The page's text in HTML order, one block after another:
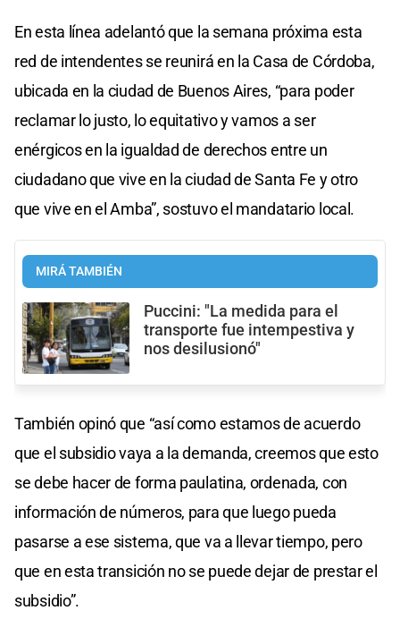
En esta línea adelantó que la semana próxima esta
red de intendentes se reunirá en la Casa de Córdoba,
ubicada en la ciudad de Buenos Aires, “para poder
reclamar lo justo, lo equitativo y vamos a ser
enérgicos en la igualdad de derechos entre un
ciudadano que vive en la ciudad de Santa Fe y otro
que vive en el Amba”, sostuvo el mandatario local.
MIRÁ TAMBIÉN
Puccini: "La medida para el
transporte fue intempestiva y
nos desilusionó"
También opinó que “así como estamos de acuerdo
que el subsidio vaya a la demanda, creemos que esto
se debe hacer de forma paulatina, ordenada, con
información de números, para que luego pueda
pasarse a ese sistema, que va a llevar tiempo, pero
que en esta transición no se puede dejar de prestar el
subsidio”.